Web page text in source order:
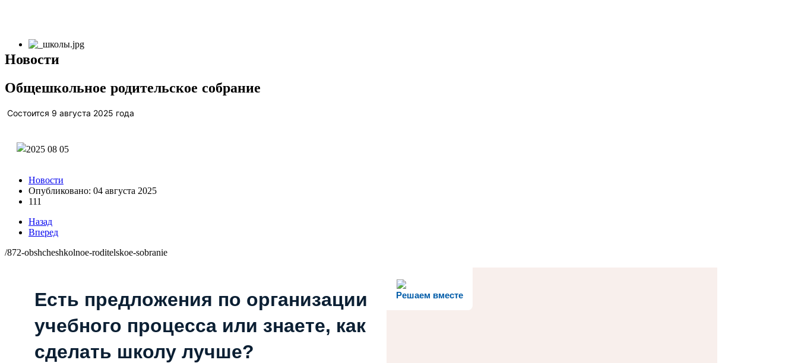
Новости
Общешкольное родительское собрание
Состоится 9 августа 2025 года
Новости
Опубликовано: 04 августа 2025
111
Назад
Вперед
/872-obshcheshkolnoe-roditelskoe-sobranie
Решаем вместе
Есть предложения по организации
учебного процесса или знаете, как
сделать школу лучше?